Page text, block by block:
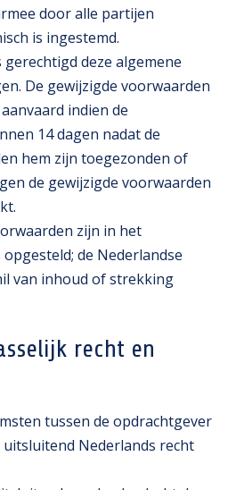
door alle partijen
is ingestemd.
deze algemene
De gewijzigde voorwaarden
indien de
14 dagen nadat de
hem zijn toegezonden of
de gewijzigde voorwaarden
zijn in het
de Nederlandse
van inhoud of strekking
recht en
tussen de opdrachtgever
Nederlands recht